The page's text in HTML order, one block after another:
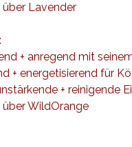
über Lavender
:
+ anregend mit
+ energetisierend für
+ reinigende
über WildOrange